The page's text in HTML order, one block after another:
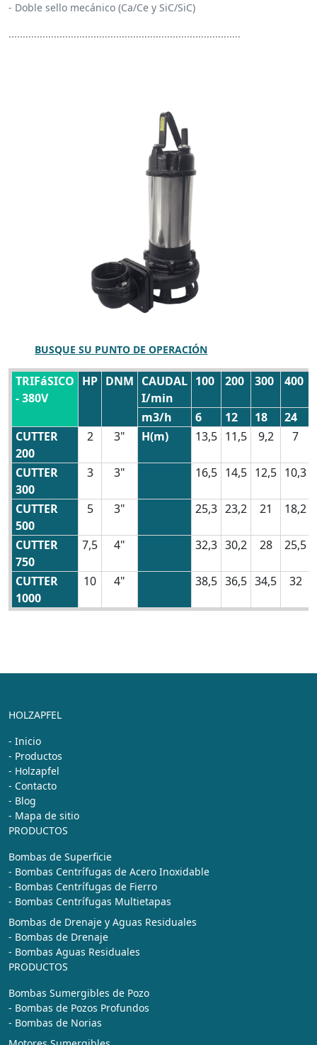
- Doble sello mecánico (Ca/Ce y SiC/SiC)
..................................................................................
BUSQUE SU PUNTO DE OPERACIÓN
TRIFáSICO
- 380V
HP DNM CAUDAL
I/min
100 200 300 400
m3/h 6 12 18 24
CUTTER
200
2 3" H(m) 13,5 11,5 9,2 7
CUTTER
300
3 3" 16,5 14,5 12,5 10,3
CUTTER
500
5 3" 25,3 23,2 21 18,2
CUTTER
750
7,5 4" 32,3 30,2 28 25,5
CUTTER
1000
10 4" 38,5 36,5 34,5 32
HOLZAPFEL
- Inicio
- Productos
- Holzapfel
- Contacto
- Blog
- Mapa de sitio
PRODUCTOS
Bombas de Superficie
- Bombas Centrífugas de Acero Inoxidable
- Bombas Centrífugas de Fierro
- Bombas Centrífugas Multietapas
Bombas de Drenaje y Aguas Residuales
- Bombas de Drenaje
- Bombas Aguas Residuales
PRODUCTOS
Bombas Sumergibles de Pozo
- Bombas de Pozos Profundos
- Bombas de Norias